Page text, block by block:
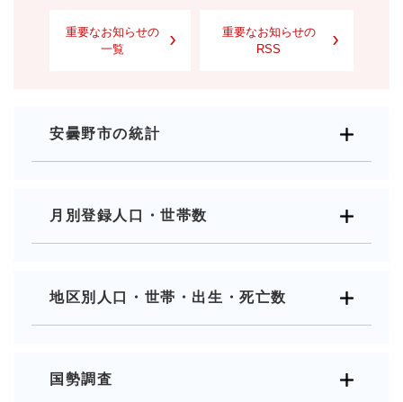
重要なお知らせの
一覧
重要なお知らせの
RSS
安曇野市の統計
月別登録人口・世帯数
地区別人口・世帯・出生・死亡数
国勢調査